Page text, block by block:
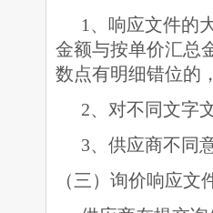
1、响应文件的
金额与按单价汇总
数点有明细错位的
2、对不同文字
3、供应商不同
（三）询价响应文